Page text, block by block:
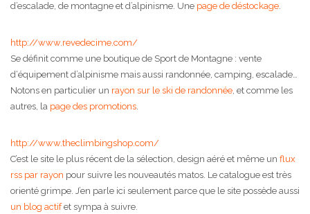
d’escalade, de montagne et d’alpinisme. Une page de déstockage.
http://www.revedecime.com/
Se définit comme une boutique de Sport de Montagne : vente
d‘équipement d’alpinisme mais aussi randonnée, camping, escalade…
Notons en particulier un rayon sur le ski de randonnée, et comme les
autres, la page des promotions.
http://www.theclimbingshop.com/
C’est le site le plus récent de la sélection, design aéré et même un flux
rss par rayon pour suivre les nouveautés matos. Le catalogue est très
orienté grimpe. J’en parle ici seulement parce que le site possède aussi
un blog actifet sympa à suivre.